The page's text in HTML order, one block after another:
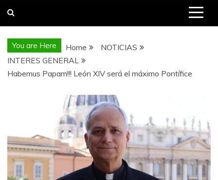
You are Here Home
NOTICIAS
INTERES GENERAL
Habemus Papam!!! León XIV será el máximo Pontífice